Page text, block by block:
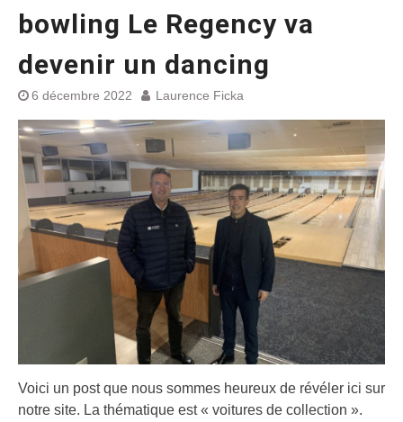
bowling Le Regency va
devenir un dancing
6 décembre 2022 Laurence Ficka
Voici un post que nous sommes heureux de révéler ici sur
notre site. La thématique est « voitures de collection ».